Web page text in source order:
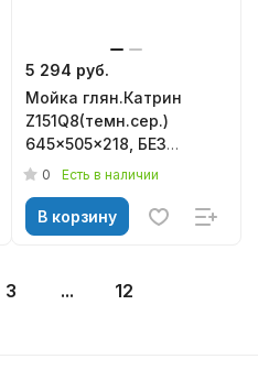
5 294 руб.
Мойка глян.Катрин
Z151Q8(темн.сер.)
645x505x218, БЕЗ
СИФОНА Granit MARR
0 Есть в наличии
В корзину
3 ... 12